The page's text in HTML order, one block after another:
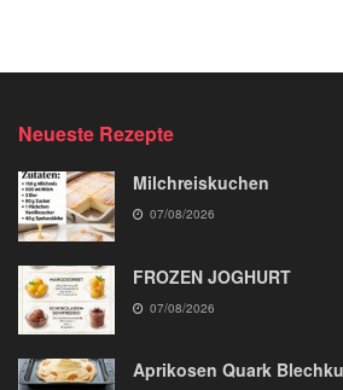
Neueste Rezepte
Milchreiskuchen
07/08/2026
FROZEN JOGHURT
07/08/2026
Aprikosen Quark